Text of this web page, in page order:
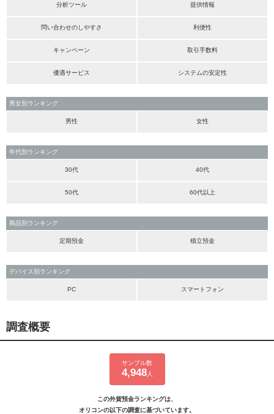
分析ツール 提供情報
問い合わせのしやすさ 利便性
キャンペーン 取引手数料
優遇サービス システムの安定性
男女別ランキング
男性 女性
年代別ランキング
30代 40代
50代 60代以上
商品別ランキング
定期預金 積立預金
デバイス別ランキング
PC スマートフォン
調査概要
サンプル数
4,948人
この外貨預金ランキングは、
オリコンの以下の調査に基づいています。